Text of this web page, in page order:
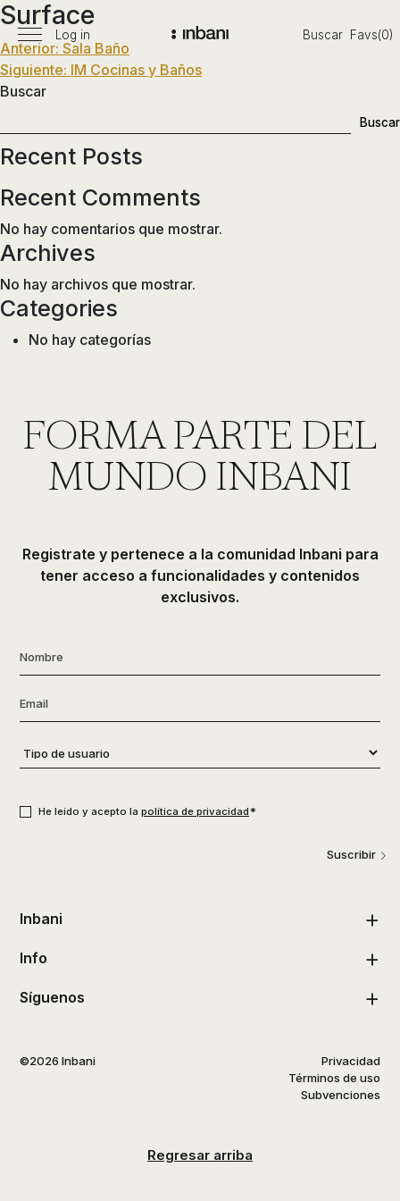
Pasar
contenido
en
baños,
tendencias,
nuevos
tecnologías
ducha,
accesorios…
Menú
principal
Log in Buscar Favs(0)
Surface
Navegación
de
entradas
Anterior: Sala Baño
Siguiente: IM Cocinas y Baños
Buscar
Buscar
Recent Posts
Recent Comments
No hay comentarios que mostrar.
Archives
No hay archivos que mostrar.
Categories
No hay categorías
FORMA PARTE DEL
MUNDO INBANI
Registrate y pertenece a la comunidad Inbani para
tener acceso a funcionalidades y contenidos
exclusivos.
Nombre
Email
Tipo
de
He leído y acepto la política de privacidad*
Suscribir
Inbani
Info
Síguenos
©2026 Inbani
Privacidad
Términos de uso
Subvenciones
Regresar arriba